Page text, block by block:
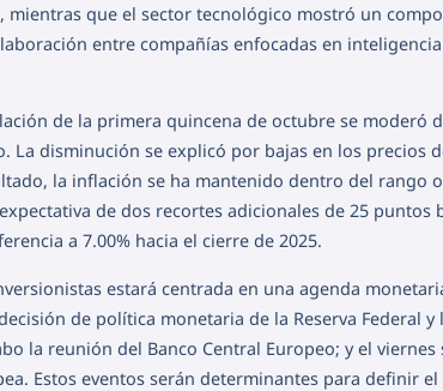
mientras que el sector tecnológico mostró un
entre compañías enfocadas en
de la primera quincena de octubre se moderó
La disminución se explicó por bajas en los precios
la inflación se ha mantenido dentro del rango
de dos recortes adicionales de 25 puntos
a 7.00% hacia el cierre de 2025.
estará centrada en una agenda
de política monetaria de la Reserva Federal y
la reunión del Banco Central Europeo; y el
Estos eventos serán determinantes para definir